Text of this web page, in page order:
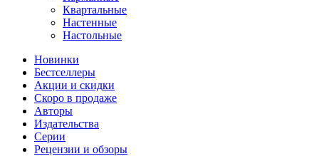
Квартальные
Настенные
Настольные
Новинки
Бестселлеры
Акции и скидки
Скоро в продаже
Авторы
Издательства
Серии
Рецензии и обзоры